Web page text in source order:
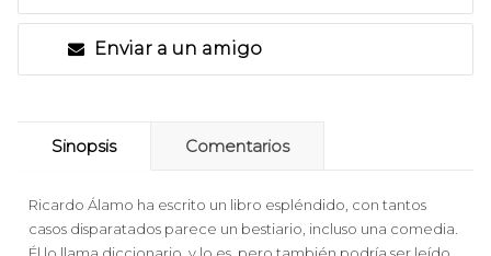
Enviar a un amigo
Sinopsis Comentarios
Ricardo Álamo ha escrito un libro espléndido, con tantos
casos disparatados parece un bestiario, incluso una comedia.
Él lo llama diccionario, y lo es, pero también podría ser leído,